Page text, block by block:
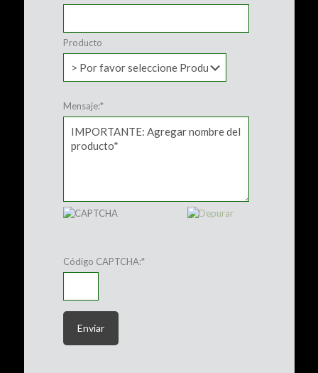
Producto
Mensaje:*
Código CAPTCHA:*